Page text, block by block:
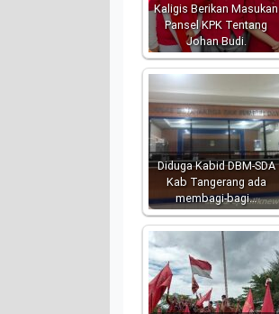
Kaligis Berikan Masukan
Pansel KPK Tentang
Johan Budi.
Diduga Kabid DBM-SDA
Kab Tangerang ada
membagi-bagi…